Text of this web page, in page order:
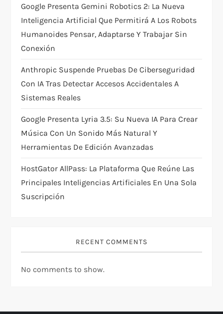
i
o
n
Google Presenta Gemini Robotics 2: La Nueva
Inteligencia Artificial Que Permitirá A Los Robots
Humanoides Pensar, Adaptarse Y Trabajar Sin
Conexión
Anthropic Suspende Pruebas De Ciberseguridad
Con IA Tras Detectar Accesos Accidentales A
Sistemas Reales
Google Presenta Lyria 3.5: Su Nueva IA Para Crear
Música Con Un Sonido Más Natural Y
Herramientas De Edición Avanzadas
HostGator AllPass: La Plataforma Que Reúne Las
Principales Inteligencias Artificiales En Una Sola
Suscripción
RECENT COMMENTS
No comments to show.